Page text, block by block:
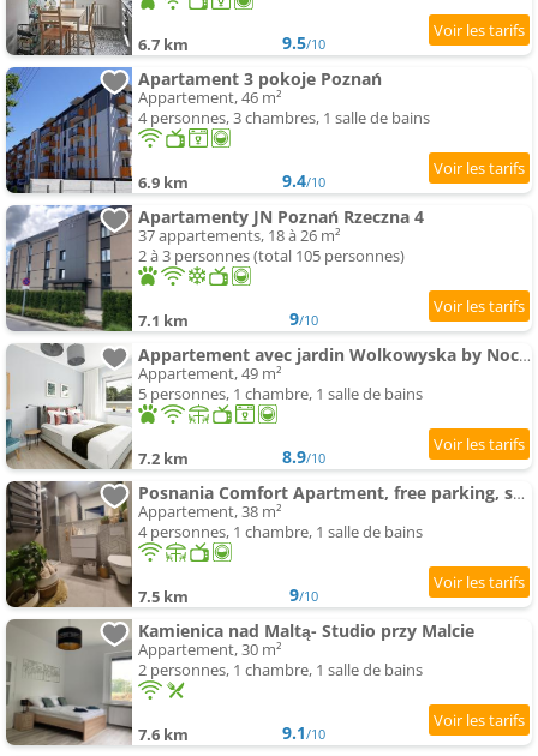
6.7 km 9.5/10
Apartament 3 pokoje Poznań
Appartement, 46 m²
4 personnes, 3 chambres, 1 salle de bains
6.9 km 9.4/10
Apartamenty JN Poznań Rzeczna 4
37 appartements, 18 à 26 m²
2 à 3 personnes (total 105 personnes)
7.1 km 9/10
Appartement avec jardin Wolkowyska by Noclegi Renters
Appartement, 49 m²
5 personnes, 1 chambre, 1 salle de bains
7.2 km 8.9/10
Posnania Comfort Apartment, free parking, self check-in 24h
Appartement, 38 m²
4 personnes, 1 chambre, 1 salle de bains
7.5 km 9/10
Kamienica nad Maltą- Studio przy Malcie
Appartement, 30 m²
2 personnes, 1 chambre, 1 salle de bains
7.6 km 9.1/10